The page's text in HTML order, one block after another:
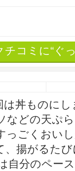
チコミに“ぐ
丼ものにし
などの天ぷ
っごくおい
、揚がるた
分のペー